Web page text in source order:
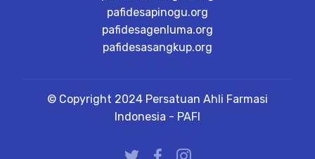
pafidesapinogu.org
pafidesagenluma.org
pafidesasangkup.org
© Copyright 2024 Persatuan Ahli Farmasi
Indonesia - PAFI